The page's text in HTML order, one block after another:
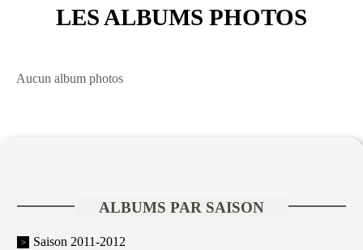
LES ALBUMS PHOTOS
Aucun album photos
ALBUMS PAR SAISON
Saison 2011-2012